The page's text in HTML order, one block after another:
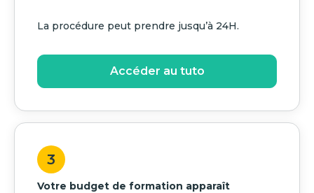
La procédure peut prendre jusqu’à 24H.
Accéder au tuto
3
Votre budget de formation apparaît